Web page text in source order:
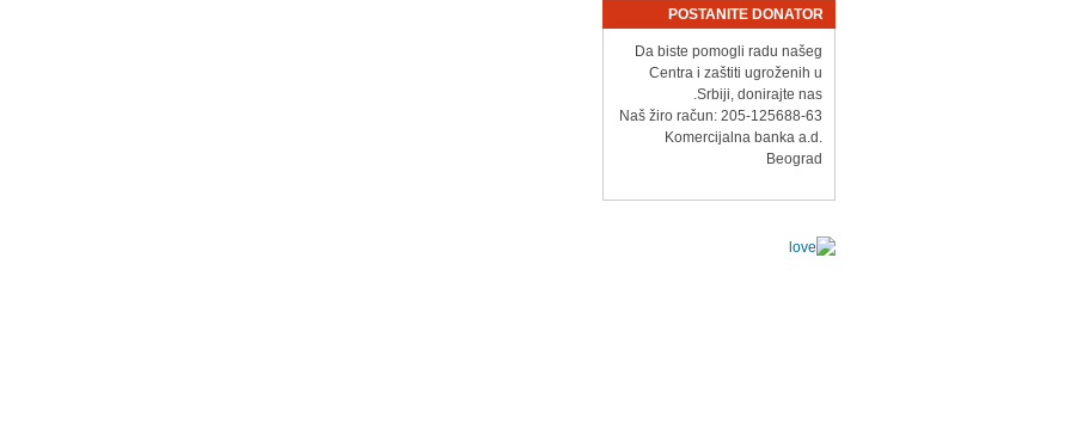
POSTANITE DONATOR
Da biste pomogli radu našeg
Centra i zaštiti ugroženih u
Srbiji, donirajte nas.
Naš žiro račun: 205-125688-63
Komercijalna banka a.d.
Beograd